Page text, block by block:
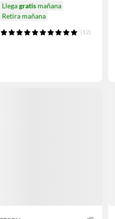
Llegagratis mañana
Retira mañana
(12)